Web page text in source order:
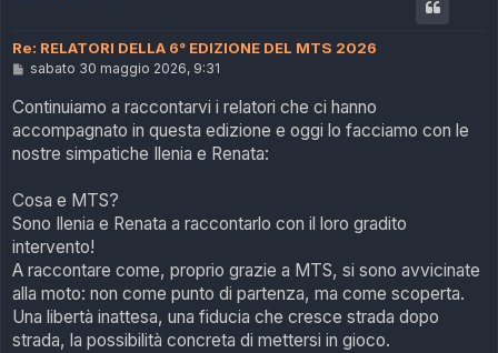
Re: RELATORI DELLA 6° EDIZIONE DEL MTS 2026
M
s
a
g
sabato 30 maggio 2026, 9:31
Continuiamo a raccontarvi i relatori che ci hanno
accompagnato in questa edizione e oggi lo facciamo con le
nostre simpatiche Ilenia e Renata:
Cosa e MTS?
Sono Ilenia e Renata a raccontarlo con il loro gradito
intervento!
A raccontare come, proprio grazie a MTS, si sono avvicinate
alla moto: non come punto di partenza, ma come scoperta.
Una libertà inattesa, una fiducia che cresce strada dopo
strada, la possibilità concreta di mettersi in gioco.